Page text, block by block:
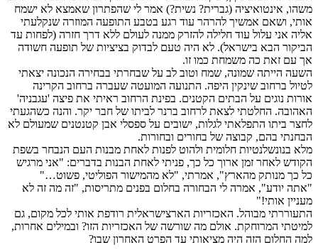
משהו, אינטואיציה (גברית? נשית?) אמר לי שהפתרון שאמצא לא ישמח
אותי, ושאם אמשיך להרהר עוד רגע בטבע התופעה המוזרה שנקלעתי
אליה אני עלול עוד חלילה להזרק ממנה לעולם ללא דרך חזרה (לפחות עד
הביקור הבא בישראל). לא היה טעם לבדוק בציציות של תופעה חשודה
אך עם זאת כה משמחת כמו זו.
השעה הייתה שמונה, שמח וטוב לב על שבחרתי בבחירה הנכונה יצאתי
לטיול ברחוב שינקין היפה. התנועה המועטה שעברה ברחוב הקרינה
אורות נוגים על הבתים הקטנים. בפינת הרחוב ראיתי את פיצה 'עגבניה'
האהובה. החלטתי לצאת לרחוב ברנר לביתו של חבר יקר. והנה כשהגעתי
לחצר ביתו התפלאתי לגלות, ישובים על ספסלי אבן קטנטנים שמעולם לא
הבחנתי בהם, קבוצה של בחורים ובחורות.
מלא בנונשלנטיות חלומית ולהוט לפנות לאחת מבנות העם הנבחר בשפת
הקודש לאחר זמן ארוך כל כך, פניתי לאחת הבנות בדברים: "אני מרגיש
כל כך מנותק מהארץ", אמרתי, "לא מהמישור הפוליטי, פשוט…"
"אתה יודע", אמרה לי הבחורה בחלום בפנים מתריסות, "זה מה זה לא
מעניין אותי!"
התעוררתי מבוהל. האכזריות הארצישראלית רודפת אותי לכל מקום, גם
למיטתי המרוחקת. אולם מה שורשה של האכזריות הזו? ובמילים אחרות,
למה החלום הזה היה מציאותי עד הפרט האחרון שבו?